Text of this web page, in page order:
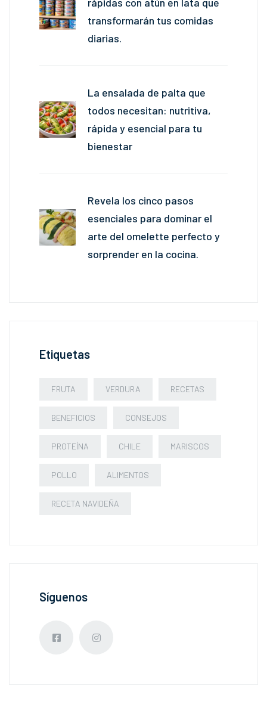
transformarán tus comidas
diarias.
La ensalada de palta que
todos necesitan: nutritiva,
rápida y esencial para tu
bienestar
Revela los cinco pasos
esenciales para dominar el
arte del omelette perfecto y
sorprender en la cocina.
Etiquetas
FRUTA VERDURA RECETAS
BENEFICIOS CONSEJOS
PROTEÍNA CHILE MARISCOS
POLLO ALIMENTOS
RECETA NAVIDEÑA
Síguenos